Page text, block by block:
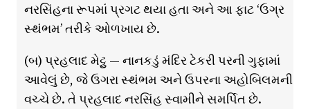
નરસિંહના રૂપમાં પ્રગટ થયા હતા અને આ ફાટ ‘ઉગ્ર
સ્થંભમ’ તરીકે ઓળખાય છે.
(બ) પ્રહલાદ મેટ્ટુ — નાનકડું મંદિર ટેકરી પરની ગુફામાં
આવેલું છે, જે ઉગરા સ્થંભમ અને ઉપરના અહોબિલમની
વચ્ચે છે. તે પ્રહલાદ નરસિંહ સ્વામીને સમર્પિત છે.